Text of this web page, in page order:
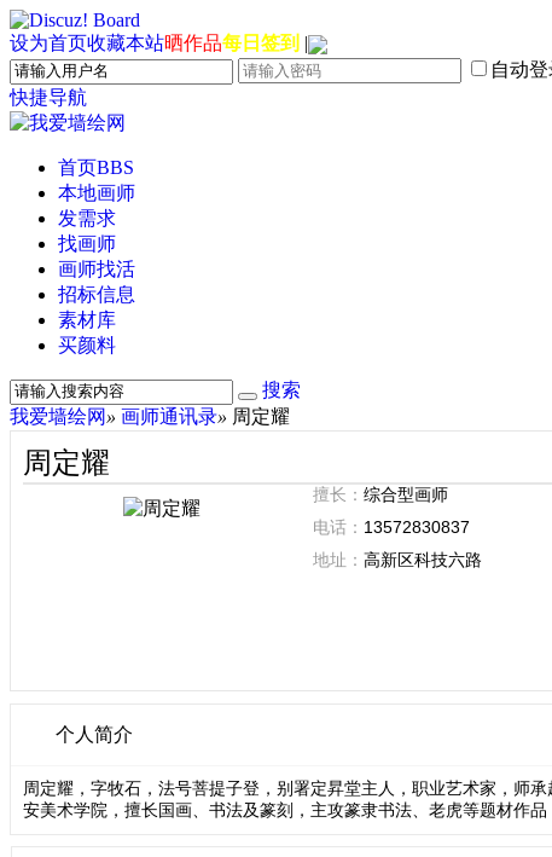
设为首页收藏本站晒作品每日签到 |
自动
快捷导航
首页BBS
本地画师
发需求
找画师
画师找活
招标信息
素材库
买颜料
搜索
我爱墙绘网 » 画师通讯录» 周定耀
周定耀
擅长： 综合型画师
电话： 13572830837
地址： 高新区科技六路
个人简介
周定耀，字牧石，法号菩提子登，别署定昇堂主人，职业艺术家，师
安美术学院，擅长国画、书法及篆刻，主攻篆隶书法、老虎等题材作